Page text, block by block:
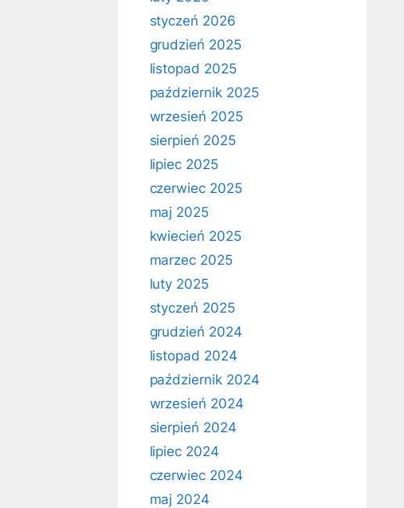
styczeń 2026
grudzień 2025
listopad 2025
październik 2025
wrzesień 2025
sierpień 2025
lipiec 2025
czerwiec 2025
maj 2025
kwiecień 2025
marzec 2025
luty 2025
styczeń 2025
grudzień 2024
listopad 2024
październik 2024
wrzesień 2024
sierpień 2024
lipiec 2024
czerwiec 2024
maj 2024